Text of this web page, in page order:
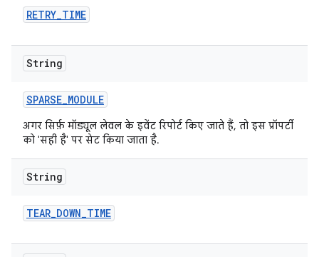
RETRY_TIME
String
SPARSE_MODULE
अगर सिर्फ़ मॉड्यूल लेवल के इवेंट रिपोर्ट किए जाते हैं, तो इस प्रॉपर्टी
को 'सही है' पर सेट किया जाता है.
String
TEAR_DOWN_TIME